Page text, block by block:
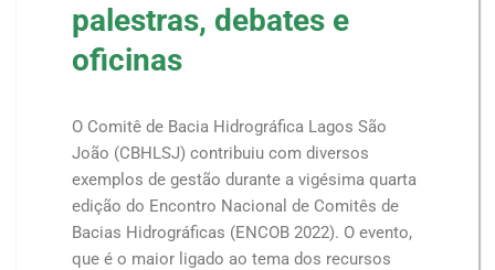
palestras, debates e
oficinas
O Comitê de Bacia Hidrográfica Lagos São
João (CBHLSJ) contribuiu com diversos
exemplos de gestão durante a vigésima quarta
edição do Encontro Nacional de Comitês de
Bacias Hidrográficas (ENCOB 2022). O evento,
que é o maior ligado ao tema dos recursos